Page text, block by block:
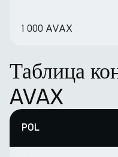
1 000 AVAX
Таблица
AVAX
POL